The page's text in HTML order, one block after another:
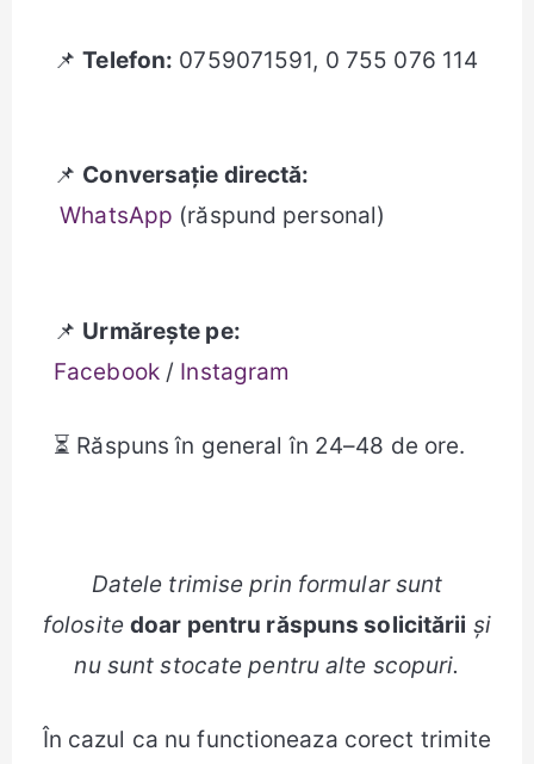
📌Telefon: 0759071591, 0 755 076 114
📌 Conversație directă:
WhatsApp (răspund personal)
📌 Urmărește pe:
Facebook/ Instagram
⏳ Răspuns în general în 24–48 de ore.
Datele trimise prin formular sunt
folositedoar pentru răspuns solicitării și
nu sunt stocate pentru alte scopuri.
În cazul ca nu functioneaza corect trimite